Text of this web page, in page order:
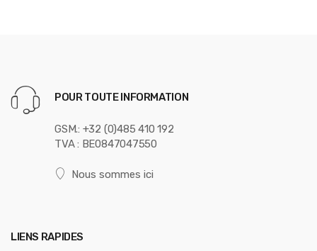
POUR TOUTE INFORMATION
GSM.: +32 (0)485 410 192
TVA : BE0847047550
Nous sommes ici
LIENS RAPIDES